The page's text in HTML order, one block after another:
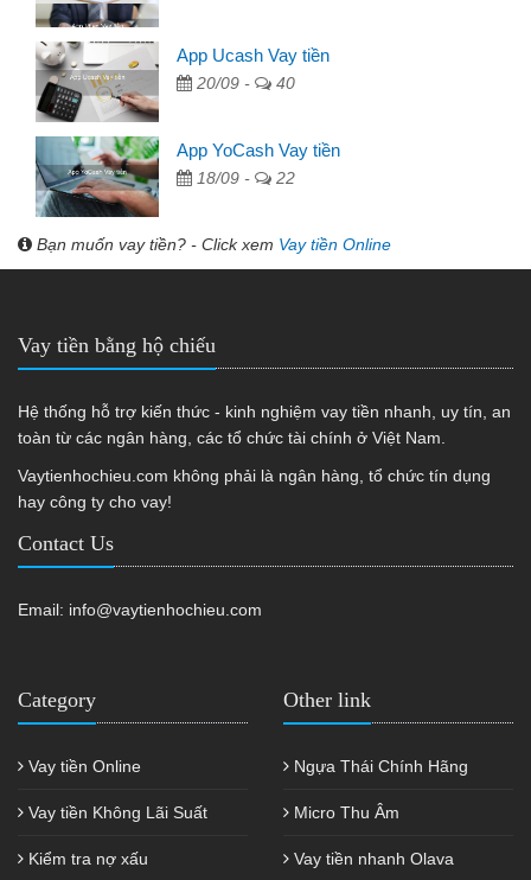
App Ucash Vay tiền
20/09 - 40
App YoCash Vay tiền
18/09 - 22
Bạn muốn vay tiền? - Click xem Vay tiền Online
Vay tiền bằng hộ chiếu
Hệ thống hỗ trợ kiến thức - kinh nghiệm vay tiền nhanh, uy tín, an
toàn từ các ngân hàng, các tổ chức tài chính ở Việt Nam.
Vaytienhochieu.com không phải là ngân hàng, tổ chức tín dụng
hay công ty cho vay!
Contact Us
Email: info@vaytienhochieu.com
Category
Vay tiền Online
Vay tiền Không Lãi Suất
Kiểm tra nợ xấu
Other link
Ngựa Thái Chính Hãng
Micro Thu Âm
Vay tiền nhanh Olava